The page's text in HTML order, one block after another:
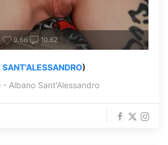
9.66 10.62
)
Albano Sant'Alessandro